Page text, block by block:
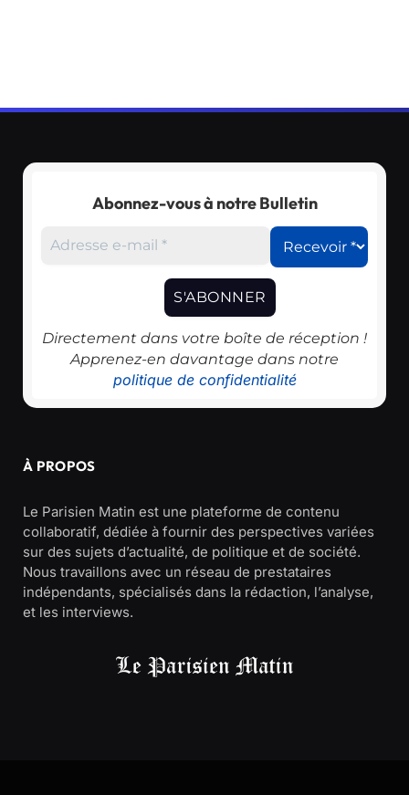
Abonnez-vous à notre Bulletin
Directement dans votre boîte de réception !
Apprenez-en davantage dans notre
politique de confidentialité
À PROPOS
Le Parisien Matin est une plateforme de contenu
collaboratif, dédiée à fournir des perspectives variées
sur des sujets d’actualité, de politique et de société.
Nous travaillons avec un réseau de prestataires
indépendants, spécialisés dans la rédaction, l’analyse,
et les interviews.